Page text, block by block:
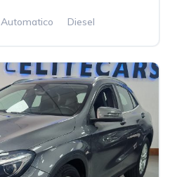
Automatico
Diesel